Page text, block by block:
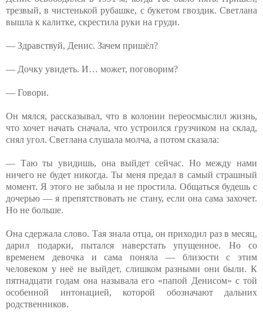
трезвый, в чистенькой рубашке, с букетом гвоздик. Светлана
вышла к калитке, скрестила руки на груди.
— Здравствуй, Денис. Зачем пришёл?
— Дочку увидеть. И… может, поговорим?
— Говори.
Он мялся, рассказывал, что в колонии переосмыслил жизнь,
что хочет начать сначала, что устроился грузчиком на склад,
снял угол. Светлана слушала молча, а потом сказала:
— Таю ты увидишь, она выйдет сейчас. Но между нами
ничего не будет никогда. Ты меня предал в самый страшный
момент. Я этого не забыла и не простила. Общаться будешь с
дочерью — я препятствовать не стану, если она сама захочет.
Но не больше.
Она сдержала слово. Тая знала отца, он приходил раз в месяц,
дарил подарки, пытался наверстать упущенное. Но со
временем девочка и сама поняла — близости с этим
человеком у неё не выйдет, слишком разными они были. К
пятнадцати годам она называла его «папой Денисом» с той
особенной интонацией, которой обозначают дальних
родственников.